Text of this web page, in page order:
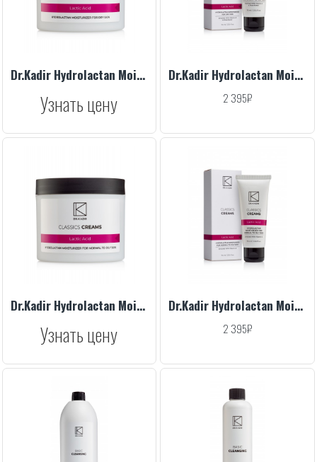
Dr.Kadir Hydrolactan Moisturizer For Dry Skin, 250 ml
Узнать цену
Dr.Kadir Hydrolactan Moisturizer For Dry Skin, 75 ml
2 395₽
Dr.Kadir Hydrolactan Moisturizer For Normal-Oily Skin, 250 ml
Узнать цену
Dr.Kadir Hydrolactan Moisturizer For Normal-Oily Skin, 75 ml
2 395₽